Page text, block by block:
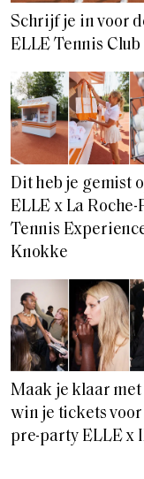
Schrijf je in voor
ELLE Tennis Club
Dit heb je gemist
ELLE x La Roche-
Tennis
Knokke
Maak je klaar met
win je tickets voor
pre-party ELLE x